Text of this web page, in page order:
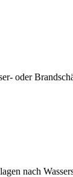
oder
nach